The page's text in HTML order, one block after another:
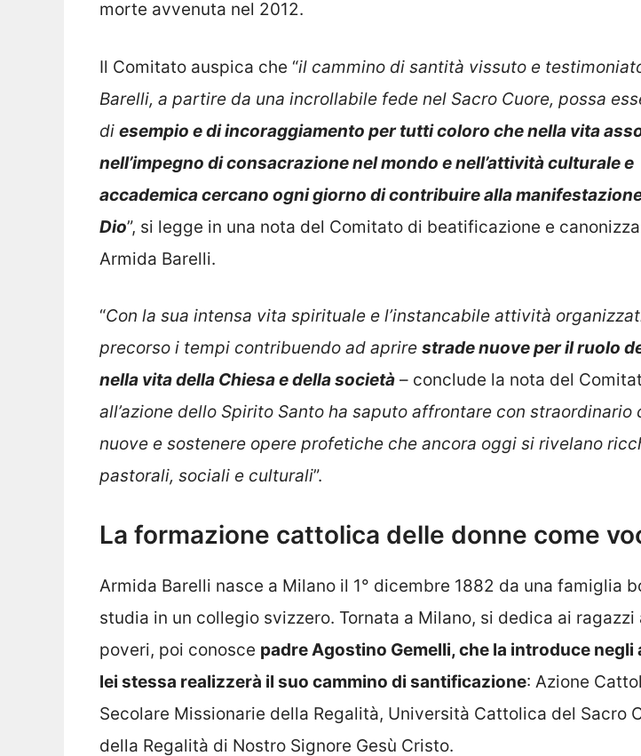
morte avvenuta nel 2012.
Il Comitato auspica che “il cammino di santità vissuto e
Barelli, a partire da una incrollabile fede nel Sacro Cuore, possa
di esempio e di incoraggiamento per tutti coloro che nella vita
nell’impegno di consacrazione nel mondo e nell’attività culturale e
accademica cercano ogni giorno di contribuire alla
Dio”, si legge in una nota del Comitato di beatificazione e
Armida Barelli.
“Con la sua intensa vita spirituale e l’instancabile attività
precorso i tempi contribuendo ad aprire strade nuove per il ruolo
nella vita della Chiesa e della società – conclude la nota del
all’azione dello Spirito Santo ha saputo affrontare con
nuove e sostenere opere profetiche che ancora oggi si rivelano
pastorali, sociali e culturali”.
La formazione cattolica delle donne come
Armida Barelli nasce a Milano il 1° dicembre 1882 da una famiglia
studia in un collegio svizzero. Tornata a Milano, si dedica ai
poveri, poi conosce padre Agostino Gemelli, che la introduce negli
lei stessa realizzerà il suo cammino di santificazione: Azione
Secolare Missionarie della Regalità, Università Cattolica del Sacro
della Regalità di Nostro Signore Gesù Cristo.